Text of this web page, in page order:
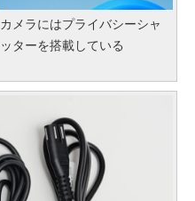
カメラにはプライバシーシャ
ッターを搭載している